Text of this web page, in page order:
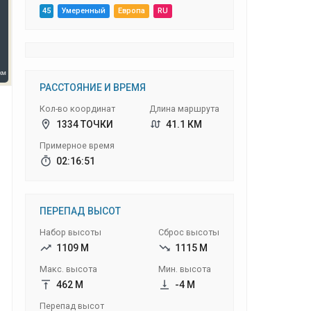
45 Умеренный Европа RU
РАССТОЯНИЕ И ВРЕМЯ
Кол-во координат
1334 ТОЧКИ
Примерное время
02:16:51
Длина маршрута
41.1 КМ
ПЕРЕПАД ВЫСОТ
Набор высоты
1109 М
Макс. высота
462 М
Перепад высот
Сброс высоты
1115 М
Мин. высота
-4 М